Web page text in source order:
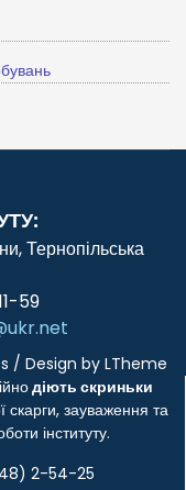
Тернопільська
59
/ Design by LTheme
діють скриньки
зауваження та
інституту.
2-54-25